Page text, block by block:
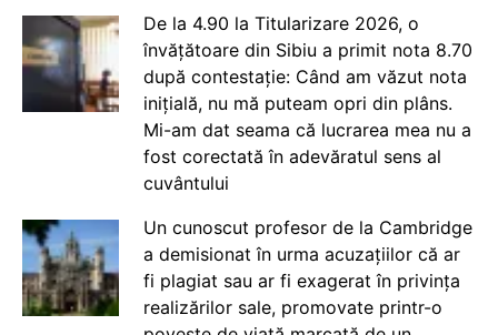
De la 4.90 la Titularizare 2026, o
învățătoare din Sibiu a primit nota 8.70
după contestație: Când am văzut nota
inițială, nu mă puteam opri din plâns.
Mi-am dat seama că lucrarea mea nu a
fost corectată în adevăratul sens al
cuvântului
Un cunoscut profesor de la Cambridge
a demisionat în urma acuzațiilor că ar
fi plagiat sau ar fi exagerat în privința
realizărilor sale, promovate printr-o